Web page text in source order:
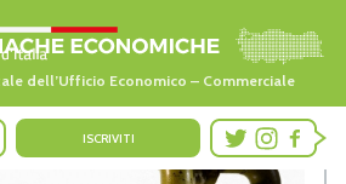
dell’Ufficio Economico – Commerciale
ISCRIVITI